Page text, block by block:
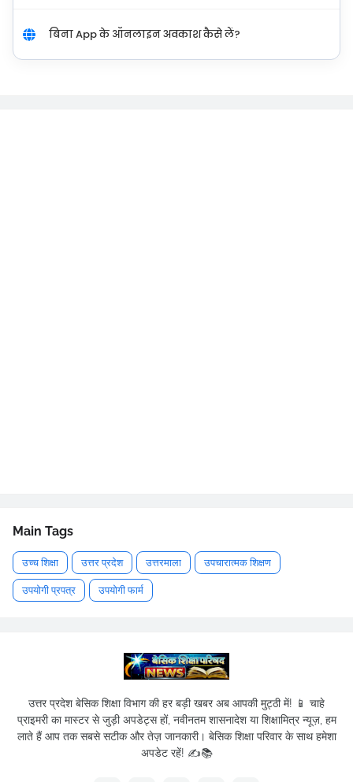
बिना App के ऑनलाइन अवकाश कैसे लें?
Main Tags
उच्च शिक्षा उत्तर प्रदेश उत्तरमाला उपचारात्मक शिक्षण
उपयोगी प्रपत्र उपयोगी फार्म
उत्तर प्रदेश बेसिक शिक्षा विभाग की हर बड़ी खबर अब आपकी मुट्ठी में! 📱 चाहे
प्राइमरी का मास्टर से जुड़ी अपडेट्स हों, नवीनतम शासनादेश या शिक्षामित्र न्यूज़, हम
लाते हैं आप तक सबसे सटीक और तेज़ जानकारी। बेसिक शिक्षा परिवार के साथ हमेशा
अपडेट रहें! ✍️📚